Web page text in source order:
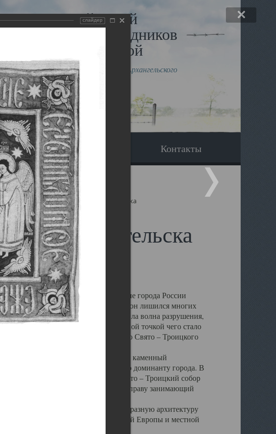
Виртуальный музей
и исповедников
Земли Архангельской
по благословлению митрополита Архангельского
и Холмогорского Даниила
Вопрос-ответ Контакты
Свято-Троицкий собор Архангельска
Архангельска
мере, чем другие губернские города России
разрушений, в результате которых он лишился многих
по старому Архангельску ударила волна разрушения,
силу в конце 20 –х годов. Отправной точкой чего стало
губернии - ансамбля кафедрального Свято – Троицкого
величественный каменный
в зрительную и градостроительную доминанту города. В
Севере. Вплоть до разрушения Свято – Троицкий собор
строений Архангельска, по праву занимающий
воплотил в себе яркую и своеобразную архитектуру
течениями России, Западной Европы и местной
слайдер